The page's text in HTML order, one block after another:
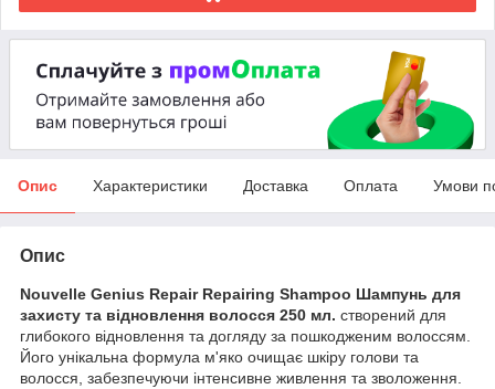
Опис Характеристики Доставка Оплата Умови
Опис
Nouvelle Genius Repair Repairing Shampoo Шампунь для
захисту та відновлення волосся 250 мл. створений для
глибокого відновлення та догляду за пошкодженим волоссям.
Його унікальна формула м'яко очищає шкіру голови та
волосся, забезпечуючи інтенсивне живлення та зволоження.